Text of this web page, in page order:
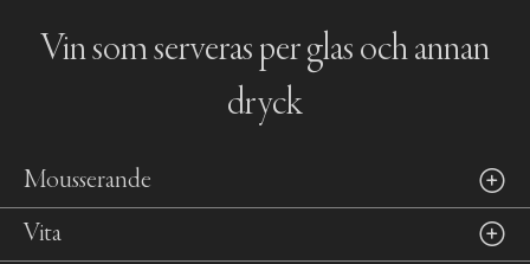
Vin som serveras per glas och annan
dryck
Mousserande
Vita